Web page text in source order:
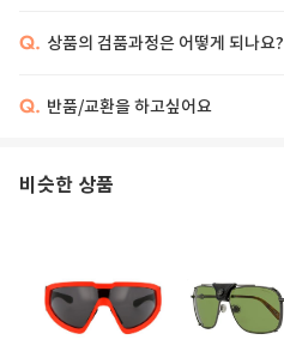
Q. 상품의 검품과정은 어떻게 되나요?
Q. 반품/교환을 하고싶어요
비슷한 상품